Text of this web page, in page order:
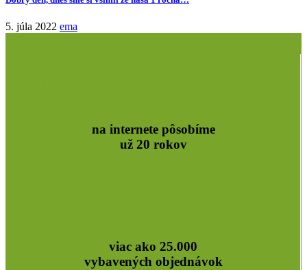
5. júla 2022 ema
na internete pôsobíme
už 20 rokov
viac ako 25.000
vybavených objednávok